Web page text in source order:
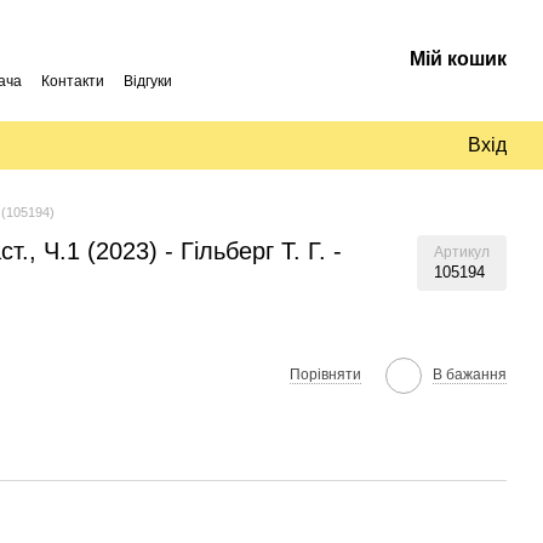
Контакти Відгуки
Мій кошик
Вхід
Ч.1 (2023) - Гільберг Т. Г. -
Артикул
105194
Порівняти В бажання